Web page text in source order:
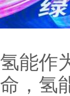
氢能作
命，氢